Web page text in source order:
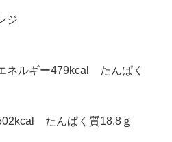
ジ
ネルギー479kcal たんぱく
502kcal たんぱく質18.8ｇ